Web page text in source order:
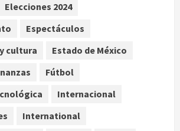
regulación del derecho de réplica
agosto 8, 2026
España impone controles
crisis migratoria en Ceuta
agosto 8, 2026
Muere a los 26 años Sydney Towle,
Elecciones 2024
Espectáculos
cultura
Estado de México
Fútbol
Internacional
International